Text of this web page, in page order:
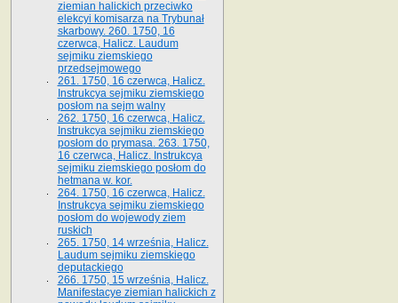
ziemian halickich przeciwko
elekcyi komisarza na Trybunał
skarbowy. 260. 1750, 16
czerwca, Halicz. Laudum
sejmiku ziemskiego
przedsejmowego
261. 1750, 16 czerwca, Halicz.
Instrukcya sejmiku ziemskiego
posłom na sejm walny
262. 1750, 16 czerwca, Halicz.
Instrukcya sejmiku ziemskiego
posłom do prymasa. 263. 1750,
16 czerwca, Halicz. Instrukcya
sejmiku ziemskiego posłom do
hetmana w. kor.
264. 1750, 16 czerwca, Halicz.
Instrukcya sejmiku ziemskiego
posłom do wojewody ziem
ruskich
265. 1750, 14 września, Halicz.
Laudum sejmiku ziemskiego
deputackiego
266. 1750, 15 września, Halicz.
Manifestacye ziemian halickich z